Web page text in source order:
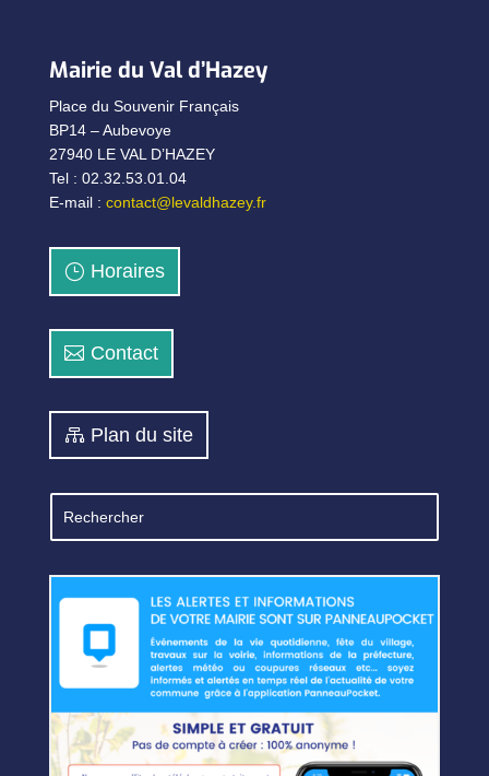
Mairie du Val d’Hazey
Place du Souvenir Français
BP14 – Aubevoye
27940 LE VAL D’HAZEY
Tel : 02.32.53.01.04
E-mail : contact@levaldhazey.fr
Horaires
Contact
Plan du site